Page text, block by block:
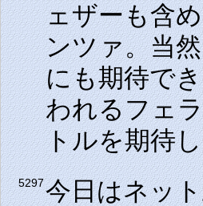
ェザーも含
ンツァ。当
にも期待で
われるフェ
トルを期待
5297今日はネッ